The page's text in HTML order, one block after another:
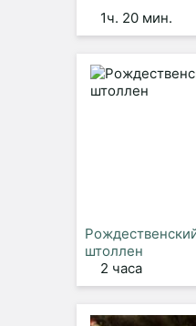
1ч. 20 мин.
штоллен
2 часа